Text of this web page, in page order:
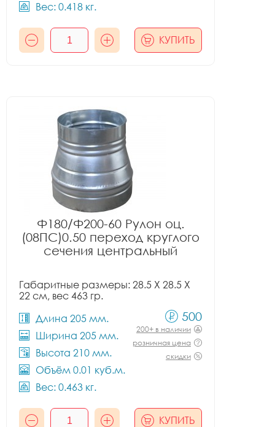
Вес: 0.418 кг.
КУПИТЬ
Ф180/Ф200-60 Рулон оц.
(08ПС)0.50 переход круглого
сечения центральный
Габаритные размеры: 28.5 X 28.5 X
22 см, вес 463 гр.
Длина 205 мм.
Ширина 205 мм.
Высота 210 мм.
Объём 0.01 куб.м.
Вес: 0.463 кг.
500
200+ в наличии
розничная цена
скидки
КУПИТЬ